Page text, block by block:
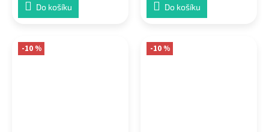
Do košíku
Do košíku
-10 % -10 %